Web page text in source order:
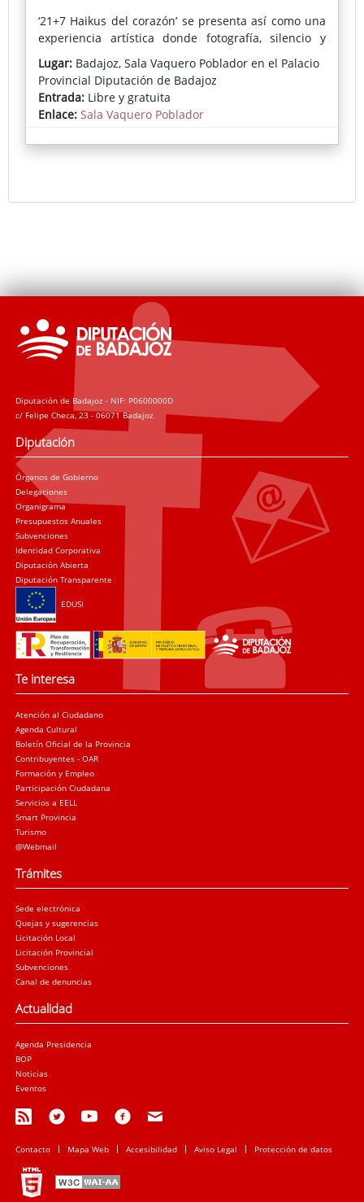
‘21+7 Haikus del corazón’ se presenta así como una
experiencia artística donde fotografía, silencio y
poesía convergen para ofrecer una mirada serena
sobre el tiempo, la naturaleza y la emoción humana
Lugar: Badajoz, Sala Vaquero Poblador en el Palacio
Provincial Diputación de Badajoz
Entrada: Libre y gratuita
Enlace: Sala Vaquero Poblador
Diputación de Badajoz - NIF: P0600000D
c/ Felipe Checa, 23 - 06071 Badajoz
Diputación
Órganos de Gobierno
Delegaciones
Organigrama
Presupuestos Anuales
Subvenciones
Identidad Corporativa
Diputación Abierta
Diputación Transparente
EDUSI
Te interesa
Atención al Ciudadano
Agenda Cultural
Boletín Oficial de la Provincia
Contribuyentes - OAR
Formación y Empleo
Participación Ciudadana
Servicios a EELL
Smart Provincia
Turismo
@Webmail
Trámites
Sede electrónica
Quejas y sugerencias
Licitación Local
Licitación Provincial
Subvenciones
Canal de denuncias
Actualidad
Agenda Presidencia
BOP
Noticias
Eventos
Contacto Mapa Web Accesibilidad Aviso Legal Protección de datos